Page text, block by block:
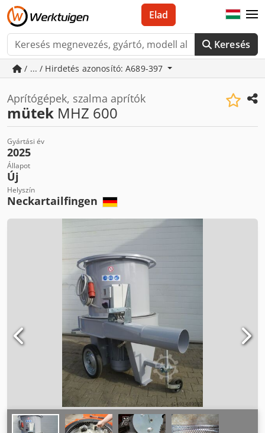
Keresés
Elad
/ ... / Hirdetés azonosító: A689-397
Aprítógépek, szalma aprítók
mütek MHZ 600
Gyártási év
2025
Állapot
Új
Helyszín
Neckartailfingen